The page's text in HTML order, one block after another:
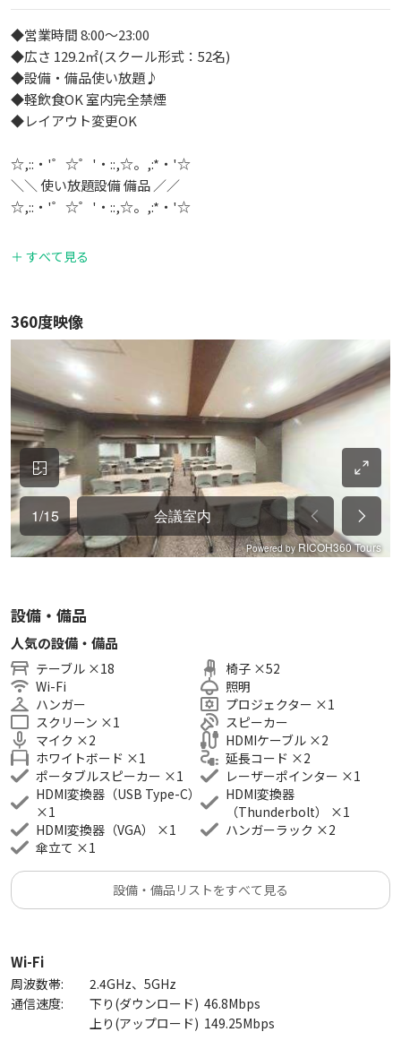
◆営業時間 8:00～23:00
◆広さ 129.2㎡(スクール形式：52名)
◆設備・備品使い放題♪
◆軽飲食OK 室内完全禁煙
◆レイアウト変更OK
☆,::・'゜☆゜'・::,☆。,:*・'☆
＼＼ 使い放題設備 備品 ／／
☆,::・'゜☆゜'・::,☆。,:*・'☆
・100インチスクリーン x 1台
・HDMI変換器 x 1セット
・レーザーポインター x 1個
・マイクセット x 1セット
・延長コード x 2本
・司会台 x 1台
・机 x 18台
・椅子 x 52脚
・ホワイトボード x 1台
・ハンガーラック x 2台
・傘立て x 1台
◆スペース安心補償について
◆飲食・アルコールについて
・軽飲食の持ち込み：可
・アルコール持ち込み：可
※飲食物持ち込みは要オプション申込（ソフトドリンク除
く）
◆喫煙について
・室内禁煙です。お煙草はご遠慮ください。
◆利用用途例
・ 会議 打ち合わせ オフサイトミーティング
・ 面談 面接 セミナー 研修
・ サテライトオフィス テレワーク コワーキング
・ 講演会 説明会 総会 表彰式 ミートアップ
・ TV収録 ロケ撮影 インタビュー
・ 勉強会 読書会 自習 英会話 ワークショップ
※上記以外のご利用希望の場合は、一度お問合せください。
＋ すべて見る
360度映像
設備・備品
人気の設備・備品
テーブル ×18
Wi-Fi
ハンガー
スクリーン ×1
マイク ×2
ホワイトボード ×1
ポータブルスピーカー ×1
HDMI変換器（USB Type-C）
×1
HDMI変換器（VGA）
×1
傘立て ×1
椅子 ×52
照明
プロジェクター ×1
スピーカー
HDMIケーブル ×2
延長コード ×2
レーザーポインター ×1
HDMI変換器
（Thunderbolt）
×1
ハンガーラック ×2
設備・備品リストをすべて見る
Wi-Fi
周波数帯:
2.4GHz、5GHz
通信速度:
下り(ダウンロード) 46.8Mbps
上り(アップロード) 149.25Mbps